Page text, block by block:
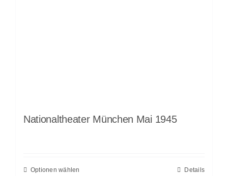
Nationaltheater München Mai 1945
Optionen wählen Details